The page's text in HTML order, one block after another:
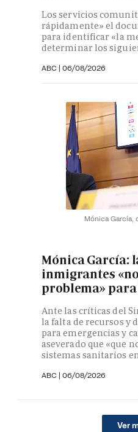
Los servicios
rápidamente» el
para identificar «la
determinar los
ABC | 06/08/2026
Mónica García,
Mónica García:
inmigrantes
problema»
Ante las críticas del
la falta de recursos y
para emergencias y
aseverado que «que
sistemas sanitarios
ABC | 06/08/2026
Ver